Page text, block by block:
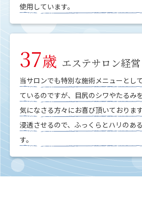
使用しています。
37歳 エステサロン経営
当サロンでも特別な施術メニューとし
ているのですが、目尻のシワやたるみ
気になさる方々にお喜び頂いておりま
浸透させるので、ふっくらとハリのあ
す。